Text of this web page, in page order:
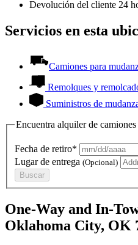
Devolución del cliente 24
Servicios en esta
Camiones para
Remolques y
Suministros de
Encuentra alquiler de
Fecha de retiro*
Lugar de entrega (Opcional)
Buscar
One-Way and In-
Oklahoma City, OK